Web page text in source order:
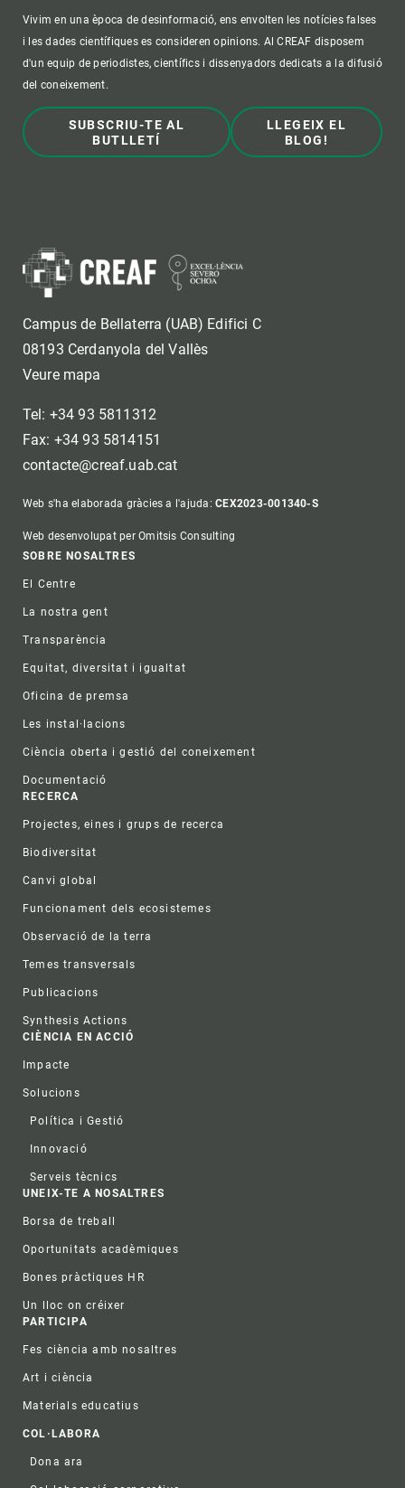
Vivim en una època de desinformació, ens envolten les notícies falses
i les dades científiques es consideren opinions. Al CREAF disposem
d'un equip de periodistes, científics i dissenyadors dedicats a la difusió
del coneixement.
SUBSCRIU-TE AL
BUTLLETÍ
LLEGEIX EL
BLOG!
Campus de Bellaterra (UAB) Edifici C
08193 Cerdanyola del Vallès
Veure mapa
Tel: +34 93 5811312
Fax: +34 93 5814151
contacte@creaf.uab.cat
Web s'ha elaborada gràcies a l'ajuda:CEX2023-001340-S
Web desenvolupat per Omitsis Consulting
Footer
SOBRE NOSALTRES
El Centre
La nostra gent
Transparència
Equitat, diversitat i igualtat
Oficina de premsa
Les instal·lacions
Ciència oberta i gestió del coneixement
Documentació
RECERCA
Projectes, eines i grups de recerca
Biodiversitat
Canvi global
Funcionament dels ecosistemes
Observació de la terra
Temes transversals
Publicacions
Synthesis Actions
CIÈNCIA EN ACCIÓ
Impacte
Solucions
Política i Gestió
Innovació
Serveis tècnics
UNEIX-TE A NOSALTRES
Borsa de treball
Oportunitats acadèmiques
Bones pràctiques HR
Un lloc on créixer
PARTICIPA
Fes ciència amb nosaltres
Art i ciència
Materials educatius
COL·LABORA
Dona ara